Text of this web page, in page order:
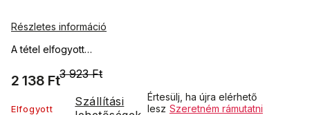
3 923 Ft
2 138 Ft
Elfogyott
Szállítási
Értesülj, ha újra elérhető
lesz Szeretném rámutatni
A tétel elfogyott…
Részletes információ